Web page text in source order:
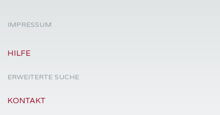
IMPRESSUM
HILFE
ERWEITERTE SUCHE
KONTAKT